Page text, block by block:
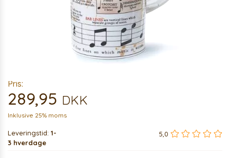
Pris:
289,95 DKK
Inklusive 25% moms
Leveringstid: 1-
3 hverdage
5,0